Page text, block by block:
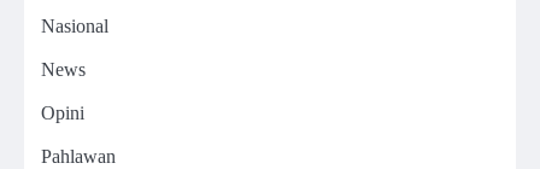
Nasional
News
Opini
Pahlawan